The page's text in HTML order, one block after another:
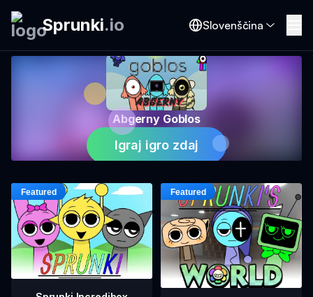
Sprunki.io Slovenščina
Abgerny Goblos
Igraj igro zdaj